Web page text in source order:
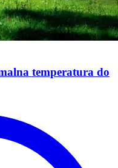
temperatura do